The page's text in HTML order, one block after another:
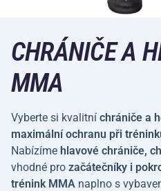
CHRÁNIČE A
MMA
Vyberte si kvalitní chrániče a
maximální ochranu při
Nabízíme hlavové chrániče,
vhodné pro začátečníky i
trénink MMA naplno s